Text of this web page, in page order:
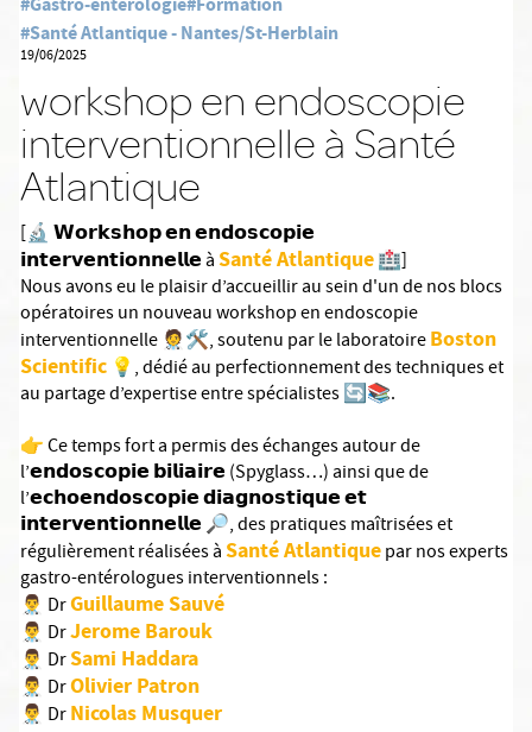
#Santé Atlantique - Nantes/St-Herblain
19/06/2025
workshop en endoscopie
interventionnelle à Santé
Atlantique
[🔬 𝗪𝗼𝗿𝗸𝘀𝗵𝗼𝗽 𝗲𝗻 𝗲𝗻𝗱𝗼𝘀𝗰𝗼𝗽𝗶𝗲
𝗶𝗻𝘁𝗲𝗿𝘃𝗲𝗻𝘁𝗶𝗼𝗻𝗻𝗲𝗹𝗹𝗲 àSanté Atlantique🏥]
Nous avons eu le plaisir d’accueillir au sein d'un de nos blocs
opératoires un nouveau workshop en endoscopie
interventionnelle 🧑‍⚕️🛠️, soutenu par le laboratoireBoston
Scientific 💡, dédié au perfectionnement des techniques et
au partage d’expertise entre spécialistes 🔄📚.
👉 Ce temps fort a permis des échanges autour de
l’𝗲𝗻𝗱𝗼𝘀𝗰𝗼𝗽𝗶𝗲 𝗯𝗶𝗹𝗶𝗮𝗶𝗿𝗲 (Spyglass…) ainsi que de
l’𝗲𝗰𝗵𝗼𝗲𝗻𝗱𝗼𝘀𝗰𝗼𝗽𝗶𝗲 𝗱𝗶𝗮𝗴𝗻𝗼𝘀𝘁𝗶𝗾𝘂𝗲 𝗲𝘁
𝗶𝗻𝘁𝗲𝗿𝘃𝗲𝗻𝘁𝗶𝗼𝗻𝗻𝗲𝗹𝗹𝗲 🔎, des pratiques maîtrisées et
régulièrement réalisées àSanté Atlantiquepar nos experts
gastro-entérologues interventionnels :
👨‍⚕️ DrGuillaume Sauvé
👨‍⚕️ DrJerome Barouk
👨‍⚕️ DrSami Haddara
👨‍⚕️ DrOlivier Patron
👨‍⚕️ DrNicolas Musquer